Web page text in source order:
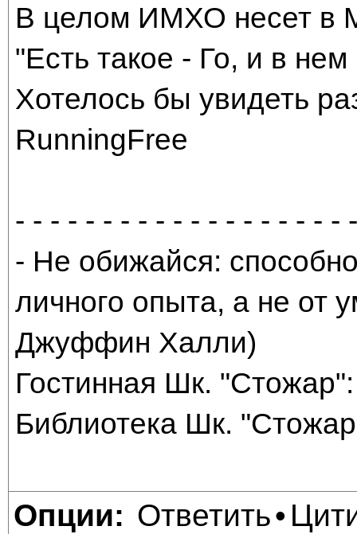
В целом ИМХО несет в
"Есть такое - Го, и в нем
Хотелось бы увидеть
RunningFree
- - - - - - - - - - - - - - - - - - -
- Не обижайся:
личного опыта, а не от
Джуффин Халли)
Гостинная Шк.
Библиотека Шк.
Опции: Ответить•